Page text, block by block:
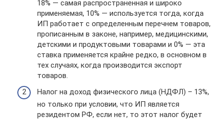
18% — самая распространенная и широко
применяемая, 10% — используется тогда, когда
ИП работает с определенным перечнем товаров,
прописанным в законе, например, медицинскими,
детскими и продуктовыми товарами и 0% — эта
ставка применяется крайне редко, в основном в
тех случаях, когда производится экспорт
товаров.
Налог на доход физического лица (НДФЛ) – 13%,
но только при условии, что ИП является
резидентом РФ, если нет, то этот налог будет